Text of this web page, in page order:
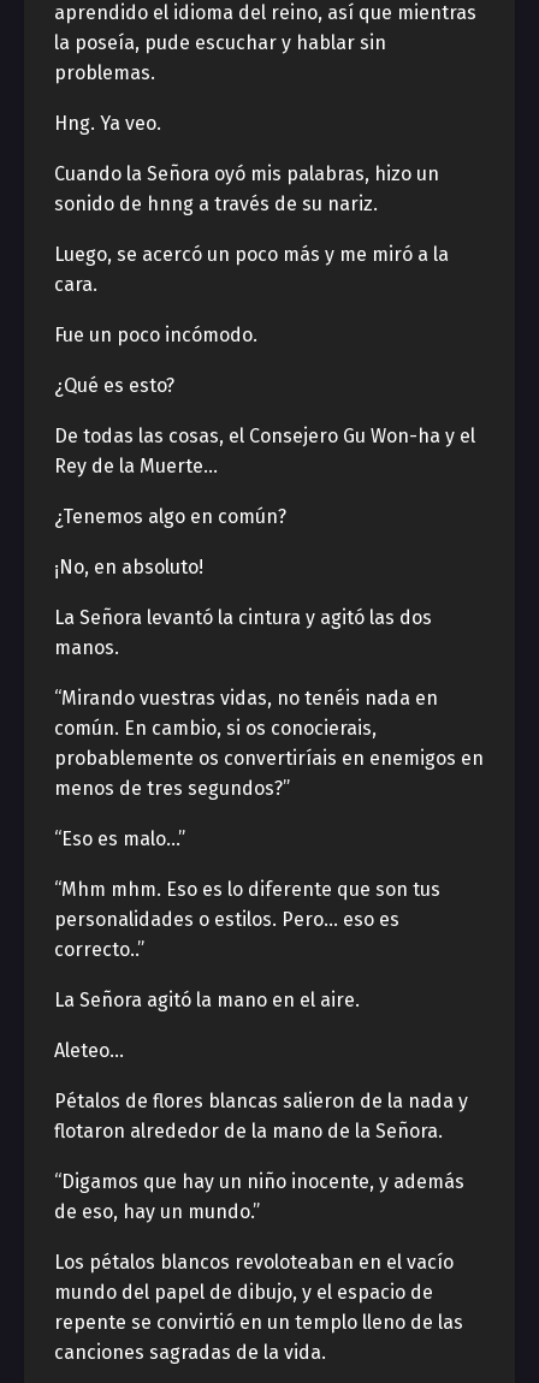
aprendido el idioma del reino, así que mientras
la poseía, pude escuchar y hablar sin
problemas.
Hng. Ya veo.
Cuando la Señora oyó mis palabras, hizo un
sonido de hnng a través de su nariz.
Luego, se acercó un poco más y me miró a la
cara.
Fue un poco incómodo.
¿Qué es esto?
De todas las cosas, el Consejero Gu Won-ha y el
Rey de la Muerte…
¿Tenemos algo en común?
¡No, en absoluto!
La Señora levantó la cintura y agitó las dos
manos.
“Mirando vuestras vidas, no tenéis nada en
común. En cambio, si os conocierais,
probablemente os convertiríais en enemigos en
menos de tres segundos?”
“Eso es malo…”
“Mhm mhm. Eso es lo diferente que son tus
personalidades o estilos. Pero… eso es
correcto..”
La Señora agitó la mano en el aire.
Aleteo…
Pétalos de flores blancas salieron de la nada y
flotaron alrededor de la mano de la Señora.
“Digamos que hay un niño inocente, y además
de eso, hay un mundo.”
Los pétalos blancos revoloteaban en el vacío
mundo del papel de dibujo, y el espacio de
repente se convirtió en un templo lleno de las
canciones sagradas de la vida.